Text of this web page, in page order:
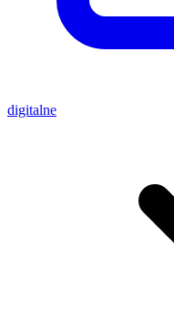
digitalne